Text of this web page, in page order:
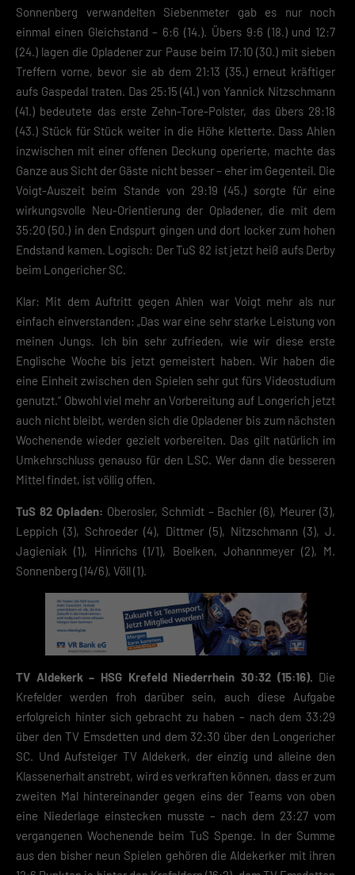
Sonnenberg verwandelten Siebenmeter gab es nur noch
einmal einen Gleichstand – 6:6 (14.). Übers 9:6 (18.) und 12:7
(24.) lagen die Opladener zur Pause beim 17:10 (30.) mit sieben
Treffern vorne, bevor sie ab dem 21:13 (35.) erneut kräftiger
aufs Gaspedal traten. Das 25:15 (41.) von Yannick Nitzschmann
(41.) bedeutete das erste Zehn-Tore-Polster, das übers 28:18
(43.) Stück für Stück weiter in die Höhe kletterte. Dass Ahlen
inzwischen mit einer offenen Deckung operierte, machte das
Ganze aus Sicht der Gäste nicht besser – eher im Gegenteil. Die
Voigt-Auszeit beim Stande von 29:19 (45.) sorgte für eine
wirkungsvolle Neu-Orientierung der Opladener, die mit dem
35:20 (50.) in den Endspurt gingen und dort locker zum hohen
Endstand kamen. Logisch: Der TuS 82 ist jetzt heiß aufs Derby
beim Longericher SC.
Klar: Mit dem Auftritt gegen Ahlen war Voigt mehr als nur
einfach einverstanden: „Das war eine sehr starke Leistung von
meinen Jungs. Ich bin sehr zufrieden, wie wir diese erste
Englische Woche bis jetzt gemeistert haben. Wir haben die
eine Einheit zwischen den Spielen sehr gut fürs Videostudium
genutzt.“ Obwohl viel mehr an Vorbereitung auf Longerich jetzt
auch nicht bleibt, werden sich die Opladener bis zum nächsten
Wochenende wieder gezielt vorbereiten. Das gilt natürlich im
Umkehrschluss genauso für den LSC. Wer dann die besseren
Mittel findet, ist völlig offen.
TuS 82 Opladen: Oberosler, Schmidt – Bachler (6), Meurer (3),
Leppich (3), Schroeder (4), Dittmer (5), Nitzschmann (3), J.
Jagieniak (1), Hinrichs (1/1), Boelken, Johannmeyer (2), M.
Sonnenberg (14/6), Völl (1).
TV Aldekerk – HSG Krefeld Niederrhein 30:32 (15:16). Die
Krefelder werden froh darüber sein, auch diese Aufgabe
erfolgreich hinter sich gebracht zu haben – nach dem 33:29
über den TV Emsdetten und dem 32:30 über den Longericher
SC. Und Aufsteiger TV Aldekerk, der einzig und alleine den
Klassenerhalt anstrebt, wird es verkraften können, dass er zum
zweiten Mal hintereinander gegen eins der Teams von oben
eine Niederlage einstecken musste – nach dem 23:27 vom
vergangenen Wochenende beim TuS Spenge. In der Summe
aus den bisher neun Spielen gehören die Aldekerker mit ihren